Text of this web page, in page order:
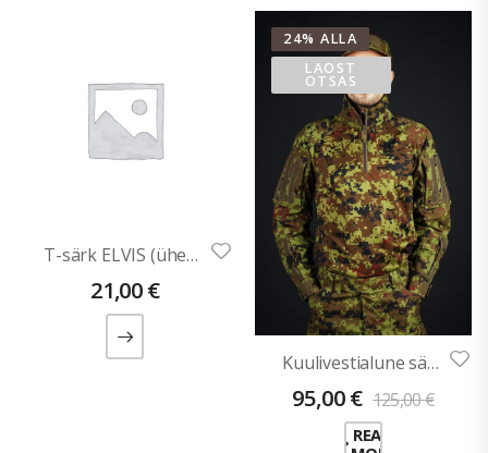
T-särk ELVIS (ühevärviline)
21,00€
24% ALLA
LAOST
OTSAS
Kuulivestialune särk AROS-2 (Kergekaalulisest ripstopist)
95,00€ 125,00€
READ